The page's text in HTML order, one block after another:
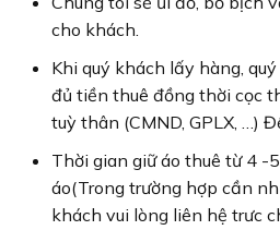
cho khách.
Khi quý khách lấy hàng,
đủ tiền thuê đồng thời cọc
tuỳ thân (CMND, GPLX, …)
Thời gian giữ áo thuê từ 4 -
áo(Trong trường hợp cần
khách vui lòng liên hệ trưc